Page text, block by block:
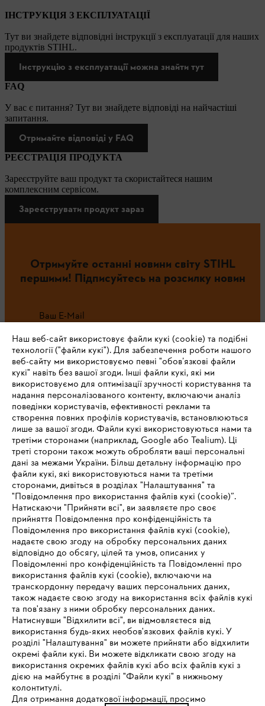
ІНСТРУКЦІЯ З ЕКСПЛУАТАЦІЇ
Тут ви знайдете відповідні інструкції з експлуатації для наших
продуктів STIHL.
Інструкцію з експлуатації можна знайти тут
FAQ
У вас є питання? Тут ви знайдете відповіді на найчастіші
запитання.
Отримайте відповіді у FAQ
РЕЄСТРАЦІЯ ПРОДУКТА
Зареєструйте ваш продукт та скористайтеся нашим
комплексним сервісом.
Зареєструвати продукт зараз
Отримуйте останні новини світу STIHL
першими! Підписуйтесь на розсилку новин
Ваш E-Mail
Зареєструватись зараз
#STIHL
Про компанію STIHL
Запитання та відповіді
Сервіс
Політика конфіденційності Вихідні дані Cookies
IHR BROWSER WIRD NICHT
UNTERSTÜTZT
Sie nutzen einen Browser, den wir noch nicht unterstützen. Für
eine optimale Nutzung unserer Seite empfehlen wir Ihnen, zu
Наш веб-сайт використовує файли кукі (cookie) та подібні
технології ("файли кукі"). Для забезпечення роботи нашого
веб-сайту ми використовуємо певні "обов’язкові файли
кукі" навіть без вашої згоди. Інші файли кукі, які ми
використовуємо для оптимізації зручності користування та
надання персоналізованого контенту, включаючи аналіз
поведінки користувачів, ефективності реклами та
створення повних профілів користувачів, встановлюються
лише за вашої згоди. Файли кукі використовуються нами та
третіми сторонами (наприклад, Google або Tealium). Ці
треті сторони також можуть обробляти ваші персональні
дані за межами України. Більш детальну інформацію про
файли кукі, які використовуються нами та третіми
сторонами, дивіться в розділах "Налаштування" та
"Повідомлення про використання файлів кукі (cookie)”.
Натискаючи "Прийняти всі", ви заявляєте про своє
прийняття Повідомлення про конфіденційність та
Повідомлення про використання файлів кукі (cookie),
надаєте свою згоду на обробку персональних даних
відповідно до обсягу, цілей та умов, описаних у
Повідомленні про конфіденційність та Повідомленні про
використання файлів кукі (cookie), включаючи на
транскордонну передачу ваших персональних даних,
також надаєте свою згоду на використання всіх файлів кукі
та пов'язану з ними обробку персональних даних.
Натиснувши "Відхилити всі", ви відмовляєтеся від
використання будь-яких необов'язкових файлів кукі. У
розділі "Налаштування" ви можете прийняти або відхилити
окремі файли кукі. Ви можете відкликати свою згоду на
використання окремих файлів кукі або всіх файлів кукі з
дією на майбутнє в розділі "Файли кукі" в нижньому
колонтитулі.
Для отримання додаткової інформації, просимо